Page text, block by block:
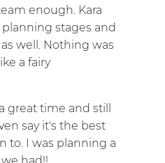
enough. Kara
stages and
well. Nothing was
a fairy
great time and still
say it's the best
to. I was planning a